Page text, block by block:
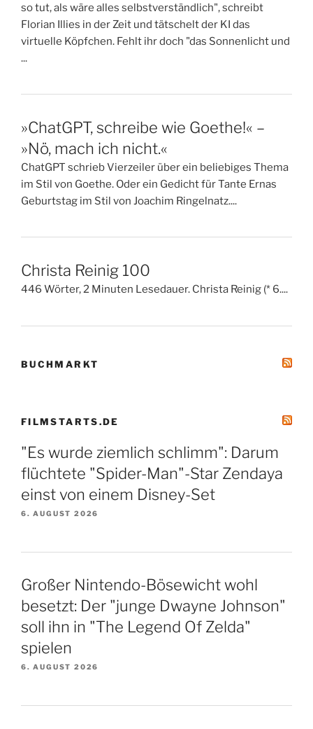
so tut, als wäre alles selbstverständlich", schreibt
Florian Illies in der Zeit und tätschelt der KI das
virtuelle Köpfchen. Fehlt ihr doch "das Sonnenlicht und
...
»ChatGPT, schreibe wie Goethe!« –
»Nö, mach ich nicht.«
ChatGPT schrieb Vierzeiler über ein beliebiges Thema
im Stil von Goethe. Oder ein Gedicht für Tante Ernas
Geburtstag im Stil von Joachim Ringelnatz....
Christa Reinig 100
446 Wörter, 2 Minuten Lesedauer. Christa Reinig (* 6....
BUCHMARKT
FILMSTARTS.DE
"Es wurde ziemlich schlimm": Darum
flüchtete "Spider-Man"-Star Zendaya
einst von einem Disney-Set
6. AUGUST 2026
Großer Nintendo-Bösewicht wohl
besetzt: Der "junge Dwayne Johnson"
soll ihn in "The Legend Of Zelda"
spielen
6. AUGUST 2026